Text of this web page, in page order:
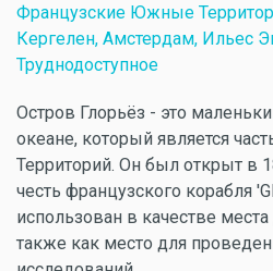
Французские Южные
Кергелен, Амстердам, Ильес
Труднодоступное
Остров Глорьёз - это
океане, который является
Территорий. Он был открыт в
честь французского корабля
использован в качестве
также как место для